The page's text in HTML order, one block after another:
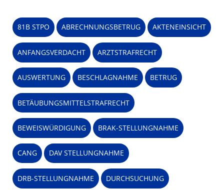
81B STPO ABRECHNUNGSBETRUG AKTENEINSICHT
ANFANGSVERDACHT ARZTSTRAFRECHT
AUSWERTUNG BESCHLAGNAHME BETRUG
BETÄUBUNGSMITTELSTRAFRECHT
BEWEISWÜRDIGUNG BRAK-STELLUNGNAHME
CANG DAV STELLUNGNAHME
DRB-STELLUNGNAHME DURCHSUCHUNG